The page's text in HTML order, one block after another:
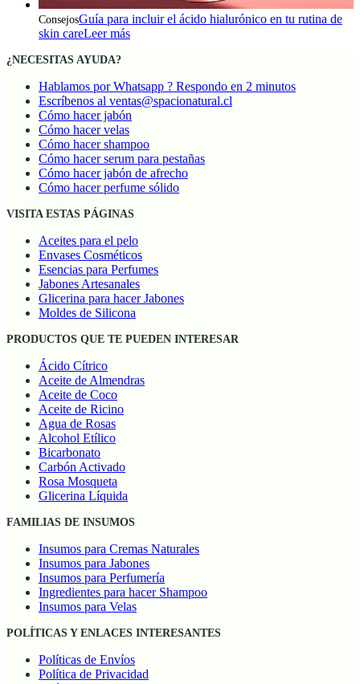
ConsejosGuía para incluir el ácido hialurónico en tu rutina de
skin careLeer más
¿NECESITAS AYUDA?
Hablamos por Whatsapp ? Respondo en 2 minutos
Escríbenos al ventas@spacionatural.cl
Cómo hacer jabón
Cómo hacer velas
Cómo hacer shampoo
Cómo hacer serum para pestañas
Cómo hacer jabón de afrecho
Cómo hacer perfume sólido
VISITA ESTAS PÁGINAS
Aceites para el pelo
Envases Cosméticos
Esencias para Perfumes
Jabones Artesanales
Glicerina para hacer Jabones
Moldes de Silicona
PRODUCTOS QUE TE PUEDEN INTERESAR
Ácido Cítrico
Aceite de Almendras
Aceite de Coco
Aceite de Ricino
Agua de Rosas
Alcohol Etílico
Bicarbonato
Carbón Activado
Rosa Mosqueta
Glicerina Líquida
FAMILIAS DE INSUMOS
Insumos para Cremas Naturales
Insumos para Jabones
Insumos para Perfumería
Ingredientes para hacer Shampoo
Insumos para Velas
POLÍTICAS Y ENLACES INTERESANTES
Políticas de Envíos
Política de Privacidad